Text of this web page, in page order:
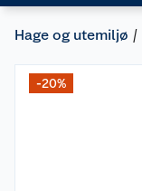
Hage og utemiljø
-20%